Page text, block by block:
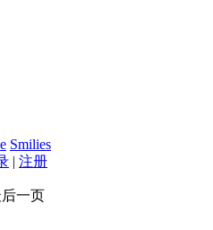
Smilies
| 注册
一页